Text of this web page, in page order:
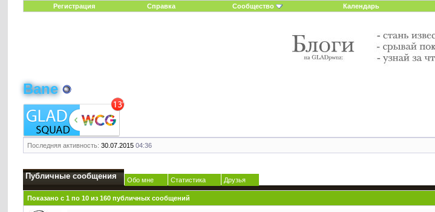
Регистрация
Справка Сообщество Календарь
Bane
Последняя активность: 30.07.201504:36
Публичные сообщения Обо мне Статистика Друзья
Показано с 1 по10 из160 публичных сообщений